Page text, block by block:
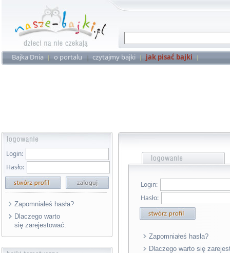
Bajka Dnia o portalu czytajmy bajki jak pisać bajki
Login:
Hasło:
Zapomniałeś hasła?
Dlaczego warto
się zarejestować.
Login:
Hasło:
Zapomniałeś hasła?
Dlaczego warto się